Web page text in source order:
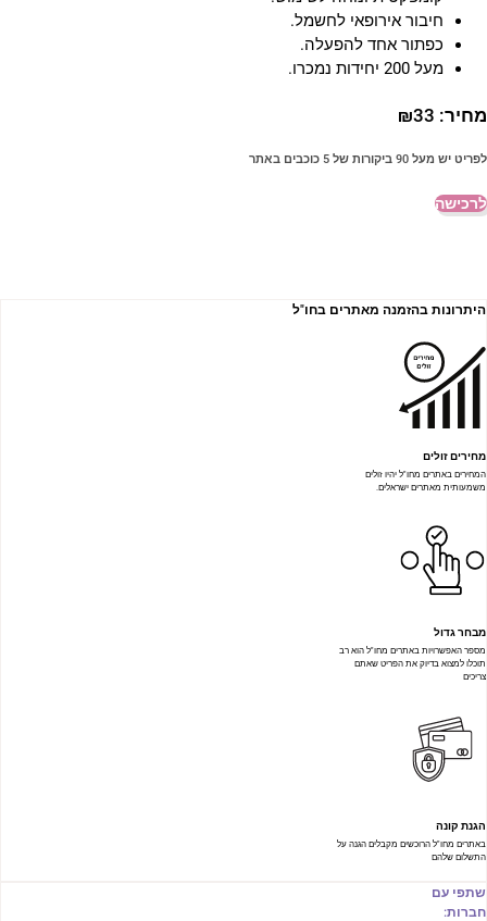
חיבור אירופאי לחשמל.
כפתור אחד להפעלה.
מעל 200 יחידות נמכרו.
מחיר: ₪33
לפריט יש מעל 90 ביקורות של 5 כוכבים באתר
לרכישה
היתרונות בהזמנה מאתרים בחו"ל
מחירים זולים
המחירים באתרים מחו"ל יהיו זולים
משמעותית מאתרים ישראלים.
מבחר גדול
מספר האפשרויות באתרים מחו"ל הוא רב
תוכלו למצוא בדיוק את הפריט שאתם
צריכים
הגנת קונה
באתרים מחו"ל הרוכשים מקבלים הגנה על
התשלום שלהם
שתפי עם
חברות: